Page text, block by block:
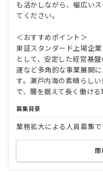
も活かしながら、幅広い
てください。
＜おすすめポイント＞
東証スタンダード上場企
として、安定した経営基
運など多角的な事業展開
す。瀬戸内海の素晴らし
で、腰を据えて長く働ける
募集背景
業務拡大による人員募集で
閉